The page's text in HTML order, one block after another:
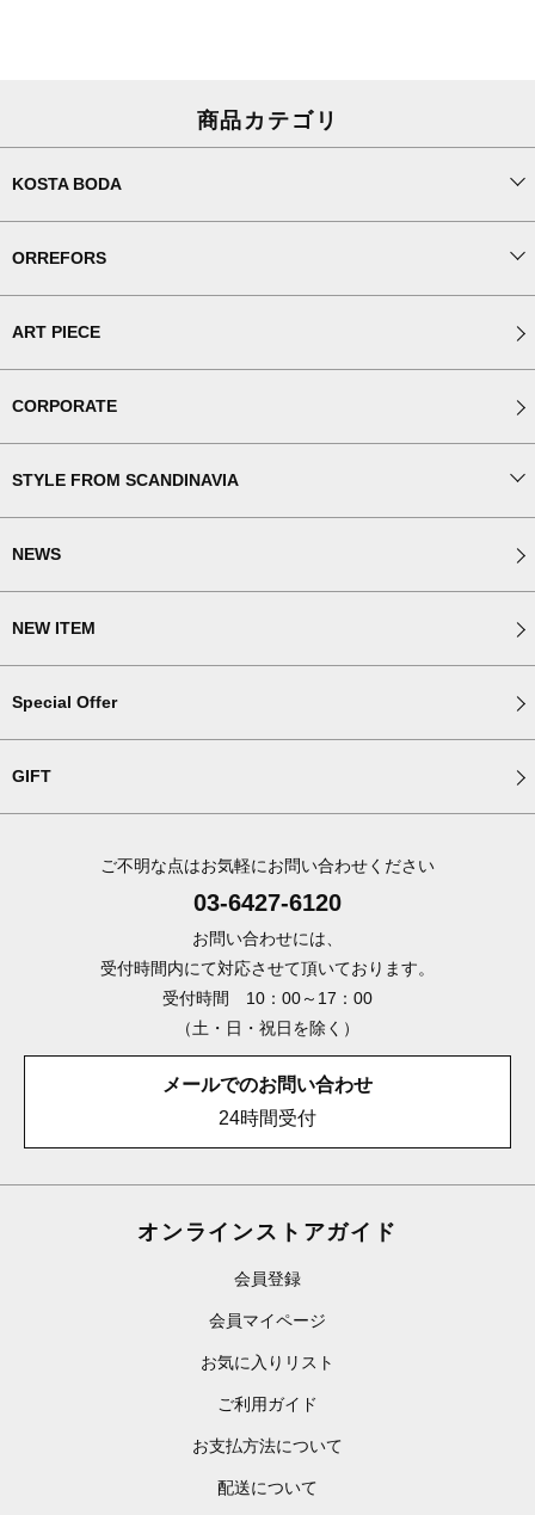
商品カテゴリ
KOSTA BODA
ORREFORS
ART PIECE
CORPORATE
STYLE FROM SCANDINAVIA
NEWS
NEW ITEM
Special Offer
GIFT
ご不明な点はお気軽にお問い合わせください
03-6427-6120
お問い合わせには、
受付時間内にて対応させて頂いております。
受付時間 10：00～17：00
（土・日・祝日を除く）
メールでのお問い合わせ
24時間受付
オンラインストアガイド
会員登録
会員マイページ
お気に入りリスト
ご利用ガイド
お支払方法について
配送について